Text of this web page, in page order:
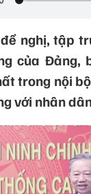
nghị, tập
của Đảng,
trong nội
với nhân